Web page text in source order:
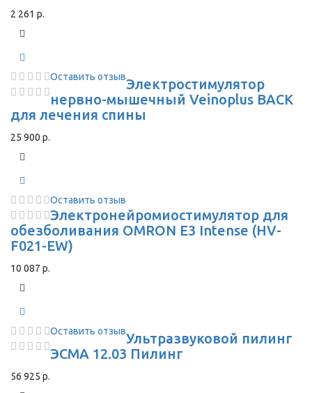
2 261 р.
Оставить отзывЭлектростимулятор
нервно-мышечный Veinoplus BACK
для лечения спины
25 900 р.
Оставить отзыв
Электронейромиостимулятор для
обезболивания OMRON Е3 Intense (HV-
F021-EW)
10 087 р.
Оставить отзывУльтразвуковой пилинг
ЭСМА 12.03 Пилинг
56 925 р.